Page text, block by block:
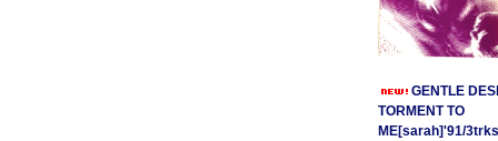
GENTLE
TORMENT TO
ME[sarah]'91/